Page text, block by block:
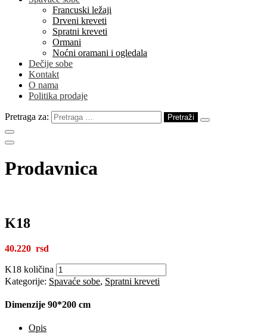
Francuski ležaji
Drveni kreveti
Spratni kreveti
Ormani
Noćni oramani i ogledala
Dečije sobe
Kontakt
O nama
Politika prodaje
Pretraga za:
Prodavnica
K18
40.220
K18 količina
Kategorije: Spavaće sobe, Spratni kreveti
Dimenzije 90*200 cm
Opis